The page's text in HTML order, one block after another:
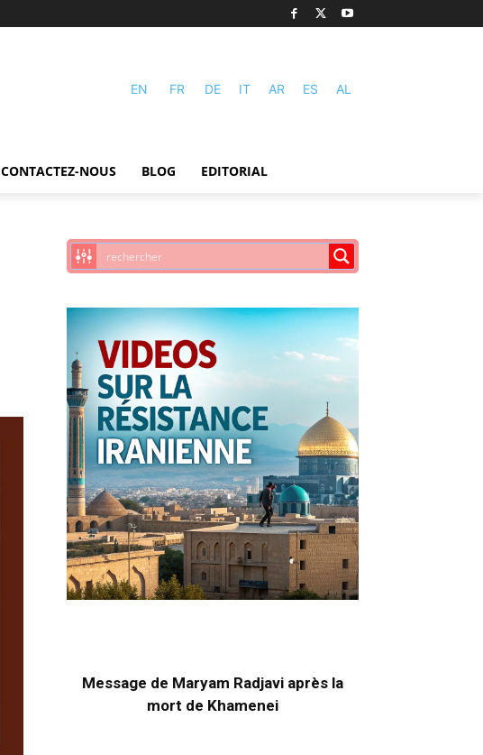
EN FR DE IT AR ES AL
CONTACTEZ-NOUS BLOG EDITORIAL
Message de Maryam Radjavi après la
mort de Khamenei